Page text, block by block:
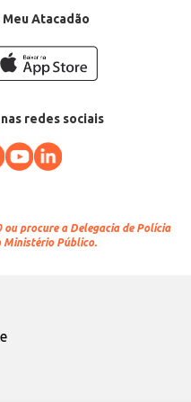
Atacadão
redes sociais
ou procure a Delegacia de Polícia
Ministério Público.